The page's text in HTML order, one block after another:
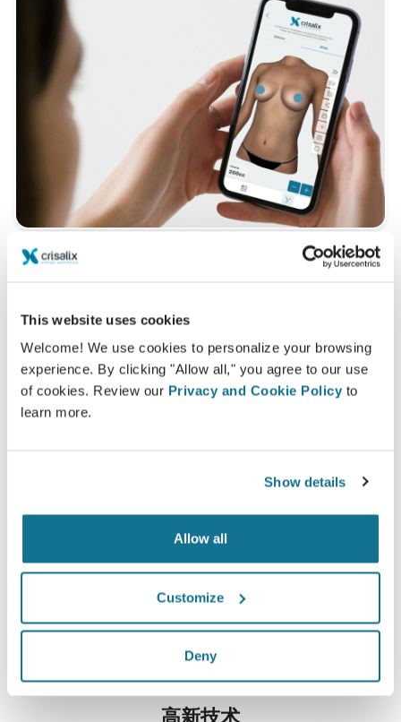
This website uses cookies
Welcome! We use cookies to personalize your browsing
experience. By clicking "Allow all," you agree to our use
of cookies. Review our Privacy and Cookie Policy to
learn more.
Show details
Allow all
Customize
Deny
咨询后，Dr. Ronan Newgman Gomes
的Crisalix帐户在家中观看您的术后新图像。这样，您就可
以与家人，朋友或任何您想征询意见的人分享它.
容易安全
器是完全加密的：您的信息是安全并且私密的。
高新技术